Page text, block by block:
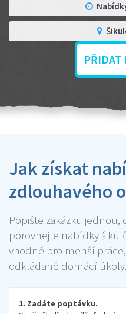
PŘIDAT
Jak získat
zdlouhavého
Popište zakázku
porovnejte nabídky
vhodné pro menší
odkládané domácí úkoly.
1. Zadáte poptávku.